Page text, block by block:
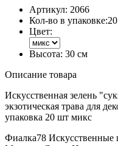
Артикул: 2066
Кол-во в упаковке:
Цвет:
Высота: 30 см
Описание товара
Искусственная зелень
экзотическая трава для
упаковка 20 шт микс
Фиалка78 Искусственные